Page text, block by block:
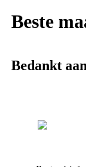
Beste
Bedankt